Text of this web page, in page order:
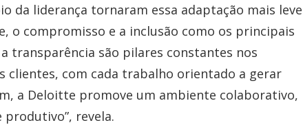
da liderança tornaram essa adaptação mais leve
o compromisso e a inclusão como os principais
transparência são pilares constantes nos
com cada trabalho orientado a gerar
a Deloitte promove um ambiente colaborativo,
revela.